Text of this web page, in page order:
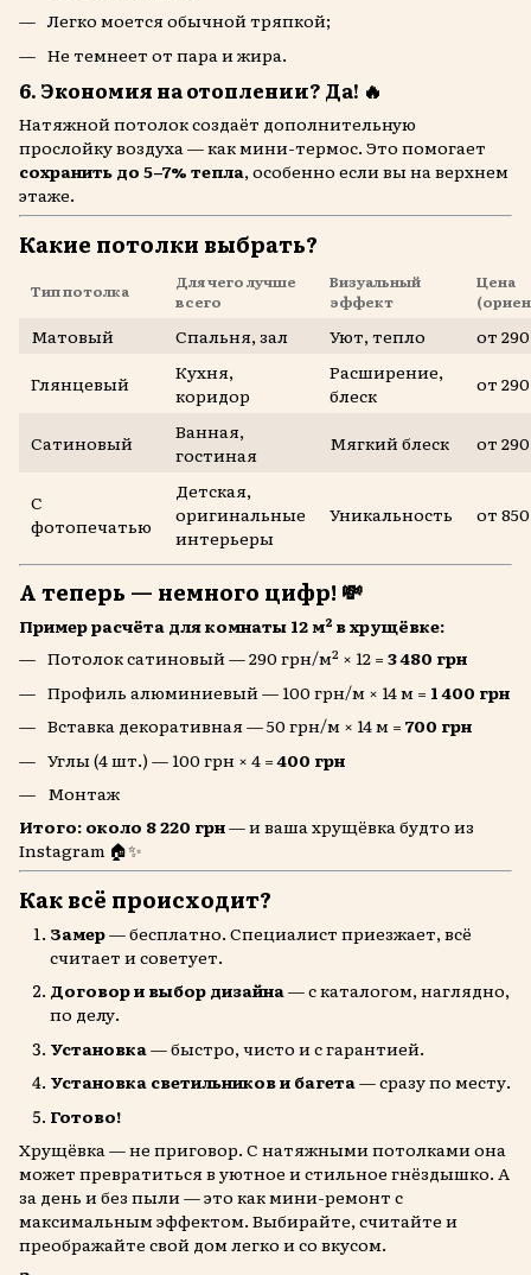
Легко моется обычной тряпкой;
Не темнеет от пара и жира.
6. Экономия на отоплении? Да! 🔥
Натяжной потолок создаёт дополнительную
прослойку воздуха — как мини-термос. Это помогает
сохранить до 5–7% тепла, особенно если вы на верхнем
этаже.
Какие потолки выбрать?
Тип потолка
Для чего лучше
всего
Визуальный
эффект
Цена
Матовый Спальня, зал Уют, тепло
от
Глянцевый
Кухня,
коридор
Расширение,
блеск
от
Сатиновый
Ванная,
гостиная
Мягкий блеск от
С
фотопечатью
Детская,
оригинальные
интерьеры
Уникальность от
А теперь — немного цифр! 💸
Пример расчёта для комнаты 12 м² в хрущёвке:
Потолок сатиновый — 290 грн/м² × 12 = 3 480 грн
Профиль алюминиевый — 100 грн/м × 14 м = 1 400 грн
Вставка декоративная — 50 грн/м × 14 м = 700 грн
Углы (4 шт.) — 100 грн × 4 =400 грн
Монтаж
Итого: около 8 220 грн— и ваша хрущёвка будто из
Instagram 🏠✨
Как всё происходит?
Замер— бесплатно. Специалист приезжает, всё
считает и советует.
Договор и выбор дизайна— с каталогом, наглядно,
по делу.
Установка — быстро, чисто и с гарантией.
Установка светильников и багета— сразу по месту.
Готово!
Хрущёвка — не приговор. С натяжными потолками она
может превратиться в уютное и стильное гнёздышко. А
за день и без пыли — это как мини-ремонт с
максимальным эффектом. Выбирайте, считайте и
преображайте свой дом легко и со вкусом.